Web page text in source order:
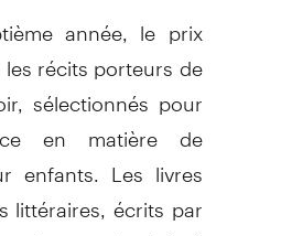
année, le prix
récits porteurs de
sélectionnés pour
en matière de
enfants. Les livres
littéraires, écrits par